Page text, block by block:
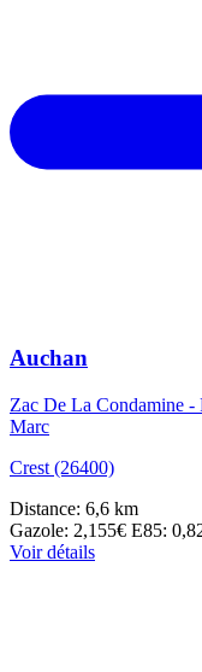
Auchan
Zac De La Condamine
Marc
Crest (26400)
Distance: 6,6 km
Gazole: 2,155€ E85:
Voir détails